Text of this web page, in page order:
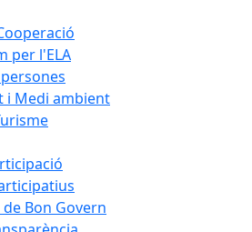
per l'ELA
i Medi ambient
Bon Govern